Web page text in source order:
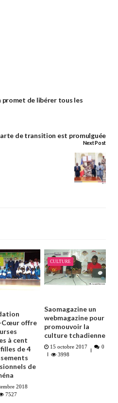
de libérer tous les
de transition est promulguée
Next Post
Cœur offre
à cent
de 4
de
2018
7527
CULTURE
Saomagazine un
webmagazine pour
promouvoir la
culture tchadienne
15 octobre 2017
0
3998